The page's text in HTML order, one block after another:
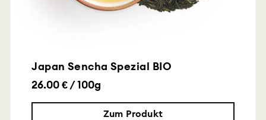
Japan Sencha Spezial BIO
26.00 € / 100g
Zum Produkt